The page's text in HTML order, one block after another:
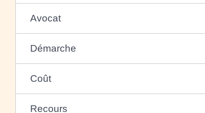
Avocat
Démarche
Coût
Recours